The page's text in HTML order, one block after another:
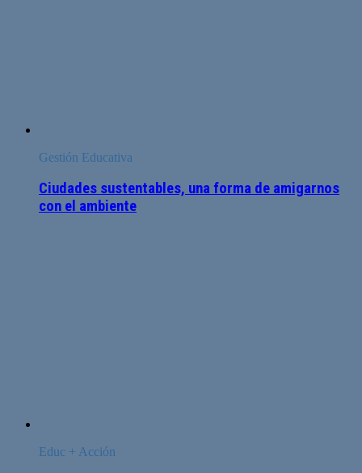
Gestión Educativa
Ciudades sustentables, una forma de amigarnos
con el ambiente
Educ + Acción